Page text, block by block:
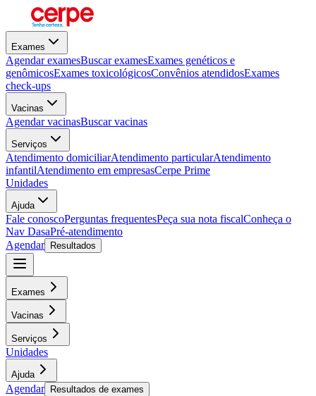
Exames
Agendar examesBuscar examesExames genéticos e
genômicosExames toxicológicosConvênios atendidosExames
check-ups
Vacinas
Agendar vacinasBuscar vacinas
Serviços
Atendimento domiciliarAtendimento particularAtendimento
infantilAtendimento em empresasCerpe Prime
Unidades
Ajuda
Fale conoscoPerguntas frequentesPeça sua nota fiscalConheça o
Nav DasaPré-atendimento
Agendar
Resultados
Exames
Vacinas
Serviços
Unidades
Ajuda
Agendar Resultados de exames